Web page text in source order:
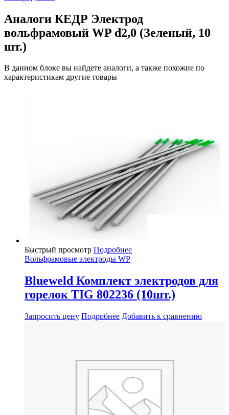
Аналоги КЕДР Электрод
вольфрамовый WP d2,0 (Зеленый, 10
шт.)
В данном блоке вы найдете аналоги, а также похожие по
характеристикам другие товары
Быстрый просмотр Подробнее
Вольфрамовые электроды WP
Blueweld Комплект электродов для
горелок TIG 802236 (10шт.)
Запросить цену Подробнее Добавить к сравнению